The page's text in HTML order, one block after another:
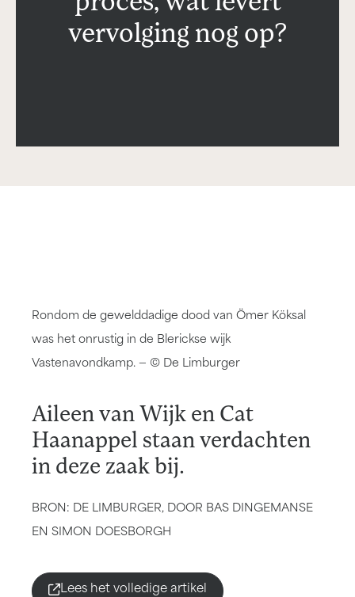
vervolging nog op?
Rondom de gewelddadige dood van Ömer Köksal
was het onrustig in de Blerickse wijk
Vastenavondkamp. — © De Limburger
Aileen van Wijk en Cat
Haanappel staan verdachten
in deze zaak bij.
BRON: DE LIMBURGER, DOOR BAS DINGEMANSE
EN SIMON DOESBORGH
Lees het volledige artikel